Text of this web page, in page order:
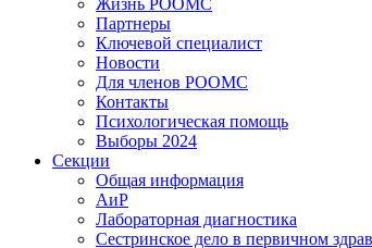
Жизнь РООМС
Партнеры
Ключевой специалист
Новости
Для членов РООМС
Контакты
Психологическая помощь
Выборы 2024
Секции
Общая информация
АиР
Лабораторная диагностика
Сестринское дело в первичном